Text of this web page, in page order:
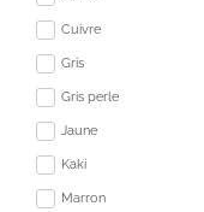
Cuivre
Gris
Gris perle
Jaune
Kaki
Marron